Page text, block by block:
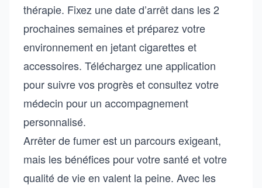
thérapie. Fixez une date d’arrêt dans les 2
prochaines semaines et préparez votre
environnement en jetant cigarettes et
accessoires. Téléchargez une application
pour suivre vos progrès et consultez votre
médecin pour un accompagnement
personnalisé.
Arrêter de fumer est un parcours exigeant,
mais les bénéfices pour votre santé et votre
qualité de vie en valent la peine. Avec les